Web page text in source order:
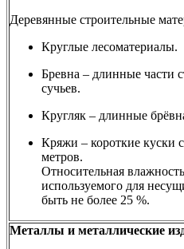
Деревянные строительные
Круглые лесоматериалы.
Бревна – длинные части
сучьев.
Кругляк – длинные
Кряжи – короткие куски
метров.
Относительная
используемого для
быть не более 25 %.
Металлы и металлические